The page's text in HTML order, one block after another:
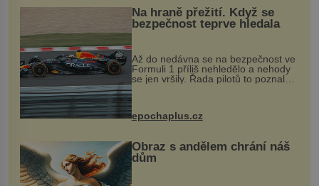
Na hraně přežití. Když se
bezpečnost teprve hledala
Až do nedávna se na bezpečnost ve
Formuli 1 příliš nehledělo a nehody
se jen vršily. Řada pilotů to poznala
na vlastní kůži, často s trvalými
následky nebo bohužel i ztrátou
života. Dnes nepochopiteln...
epochaplus.cz
Obraz s andělem chrání náš
dům